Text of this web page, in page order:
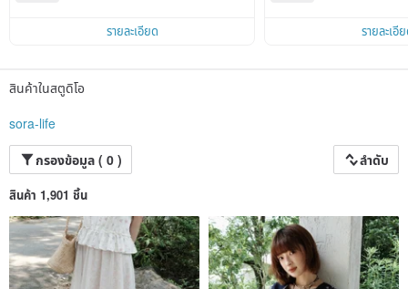
รายละเอียด
รายละเอี
สินค้าในสตูดิโอ
sora-life
กรองข้อมูล ( 0 )
ลำดับ
สินค้า 1,901 ชิ้น